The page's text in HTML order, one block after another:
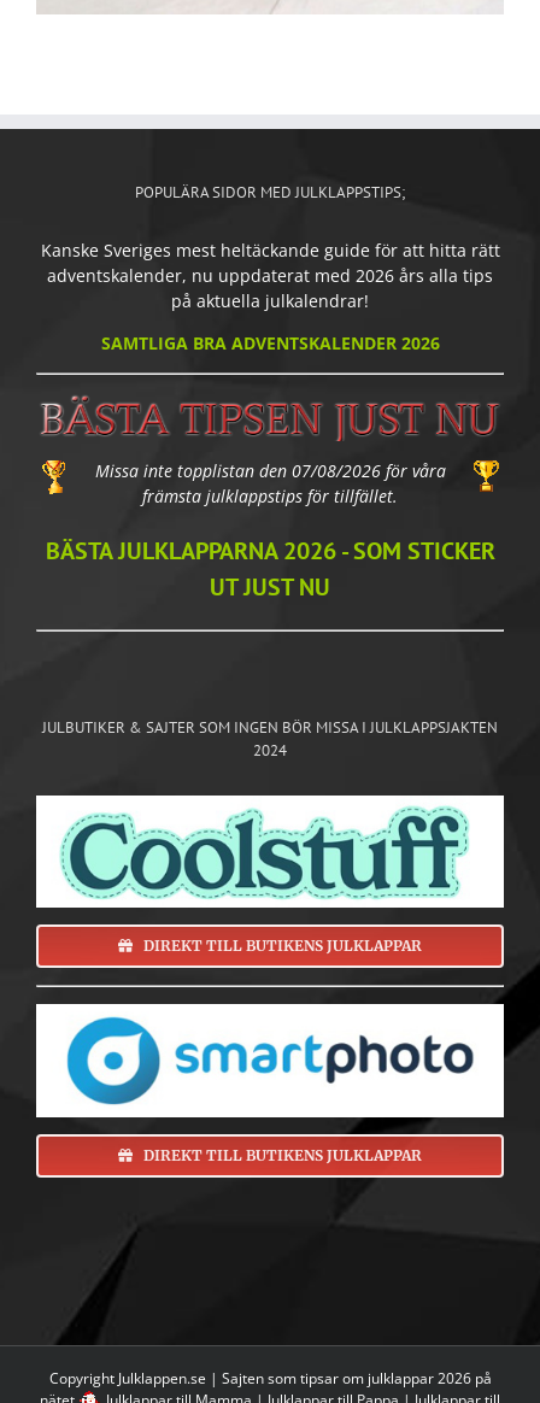
POPULÄRA SIDOR MED JULKLAPPSTIPS;
Kanske Sveriges mest heltäckande guide för att hitta rätt
adventskalender, nu uppdaterat med 2026 års alla tips
på aktuella julkalendrar!
SAMTLIGA BRA ADVENTSKALENDER 2026
Missa inte topplistan den 07/08/2026 för våra
främsta julklappstips för tillfället.
BÄSTA JULKLAPPARNA 2026 - SOM STICKER
UT JUST NU
JULBUTIKER & SAJTER SOM INGEN BÖR MISSA I JULKLAPPSJAKTEN
2024
DIREKT TILL BUTIKENS JULKLAPPAR
DIREKT TILL BUTIKENS JULKLAPPAR
Copyright Julklappen.se | Sajten som tipsar om julklappar 2026 på